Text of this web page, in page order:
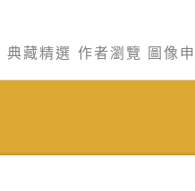
典藏精選 作者瀏覽 圖像